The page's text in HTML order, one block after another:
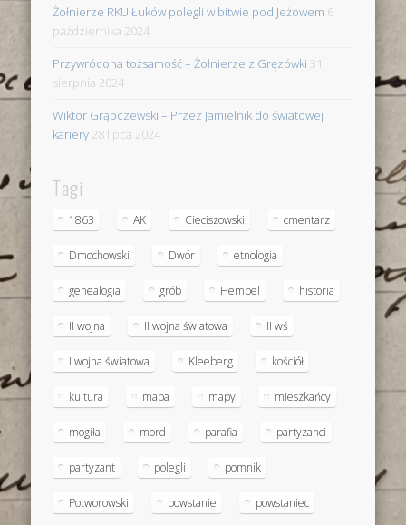
Żołnierze RKU Łuków polegli w bitwie pod Jeżowem 6
października 2024
Przywrócona tożsamość – Żołnierze z Gręzówki 31
sierpnia 2024
Wiktor Grąbczewski – Przez Jamielnik do światowej
kariery 28 lipca 2024
Tagi
1863 AK Cieciszowski cmentarz
Dmochowski Dwór etnologia
genealogia grób Hempel historia
II wojna II wojna światowa II wś
I wojna światowa Kleeberg kościół
kultura mapa mapy mieszkańcy
mogiła mord parafia partyzanci
partyzant polegli pomnik
Potworowski powstanie powstaniec